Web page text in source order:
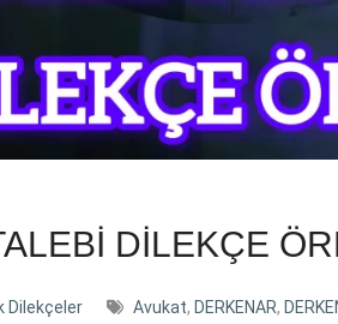
DİLEKÇE
Dilekçeler Avukat, DERKENAR,